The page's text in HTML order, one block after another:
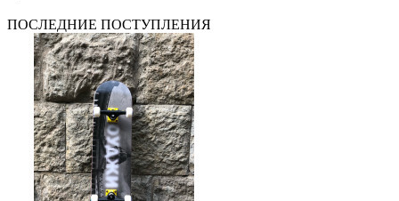
ПОСЛЕДНИЕ ПОСТУПЛЕНИЯ